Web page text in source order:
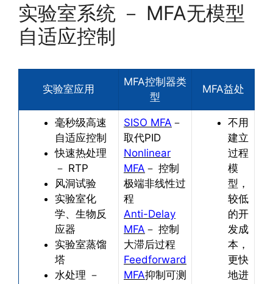
实验室系统 － MFA无模型
自适应控制
实验室应用
MFA控制器类
型
MFA益处
毫秒级高速
自适应控制
快速热处理
－ RTP
风洞试验
实验室化
学、生物反
应器
实验室蒸馏
塔
水处理 －
SISO MFA －
取代PID
Nonlinear
MFA － 控制
极端非线性过
程
Anti-Delay
MFA － 控制
大滞后过程
Feedforward
MFA抑制可测
不用
建立
过程
模
型，
较低
的开
发成
本，
更快
地进